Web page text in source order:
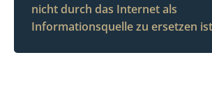
nicht durch das Internet als
Informationsquelle zu ersetzen